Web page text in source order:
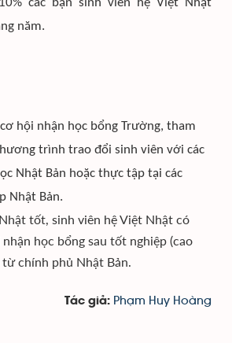
các bạn sinh viên hệ Việt Nhật
năm.
hội nhận học bổng Trường, tham
trình trao đổi sinh viên với các
Nhật Bản hoặc thực tập tại các
Nhật Bản.
tốt, sinh viên hệ Việt Nhật có
học bổng sau tốt nghiệp (cao
từ chính phủ Nhật Bản.
Tác giả: Phạm Huy Hoàng